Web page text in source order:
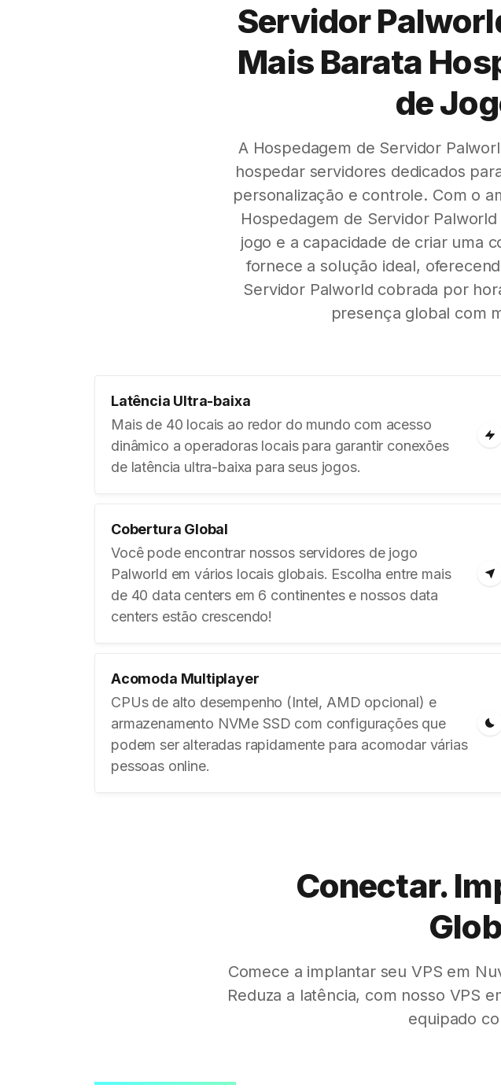
Servidor
Mais Barata
de
A Hospedagem de Servidor
hospedar servidores dedicados
personalização e controle. Com o
Hospedagem de Servidor
jogo e a capacidade de criar uma
fornece a solução ideal,
Servidor Palworld cobrada por
presença global com
Latência Ultra-baixa
Mais de 40 locais ao redor do mundo com acesso
dinâmico a operadoras locais para garantir conexões
de latência ultra-baixa para seus jogos.
Cobertura Global
Você pode encontrar nossos servidores de jogo
Palworld em vários locais globais. Escolha entre mais
de 40 data centers em 6 continentes e nossos data
centers estão crescendo!
Acomoda Multiplayer
CPUs de alto desempenho (Intel, AMD opcional) e
armazenamento NVMe SSD com configurações que
podem ser alteradas rapidamente para acomodar várias
pessoas online.
Conectar.
Comece a implantar seu VPS em
Reduza a latência, com nosso VPS
equipado